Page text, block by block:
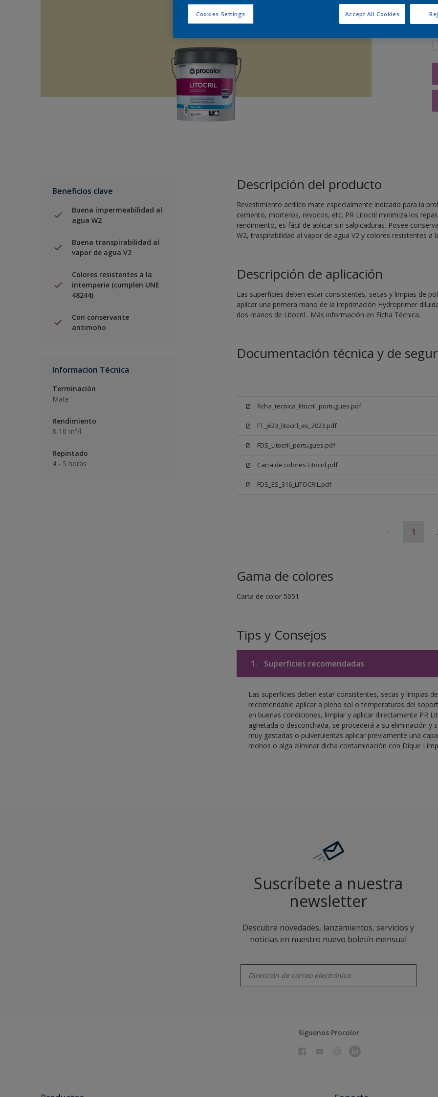
Beneficios clave
Buena impermeabilidad al
agua W2
Buena transpirabilidad al
vapor de agua V2
Colores resistentes a la
intemperie (cumplen UNE
48244)
Con conservante
antimoho
Informacion Técnica
Terminación
Mate
Rendimiento
8-10 m²/l.
Repintado
4 - 5 horas
Descripción del producto
Revestimiento acrílico mate especialmente indicado para la
cemento, morteros, revocos, etc. PR Litocril minimiza los
rendimiento, es fácil de aplicar sin salpicaduras. Posee
W2, traspirabilidad al vapor de agua V2 y colores resistentes a
Descripción de aplicación
Las superficies deben estar consistentes, secas y limpias de
aplicar una primera mano de la imprimación Hydroprimer
dos manos de Litocril . Más información en Ficha Técnica.
Documentación técnica y de
ficha_tecnica_litocril_portugues.pdf
FT_j623_litocril_es_2023.pdf
FDS_Litocril_portugues.pdf
Carta de colores Litocril.pdf
FDS_ES_316_LITOCRIL.pdf
1
Gama de colores
Carta de color 5051
Tips y Consejos
1. Superficies recomendadas
Las superficies deben estar consistentes, secas y limpias
recomendable aplicar a pleno sol o temperaturas del
en buenas condiciones, limpiar y aplicar directamente PR
agrietada o desconchada, se procederá a su eliminación y
muy gastadas o pulverulentas aplicar previamente una
mohos o alga eliminar dicha contaminación con Dique
Suscríbete a nuestra
newsletter
Descubre novedades, lanzamientos, servicios y
noticias en nuestro nuevo boletín mensual
Síguenos Procolor
Cookies Settings Accept All Cookies